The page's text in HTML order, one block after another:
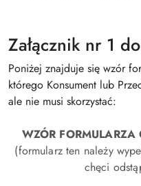
Załącznik nr 1
Poniżej znajduje się wzór
którego Konsument lub
ale nie musi skorzystać:
WZÓR
(formularz ten należy
chęci